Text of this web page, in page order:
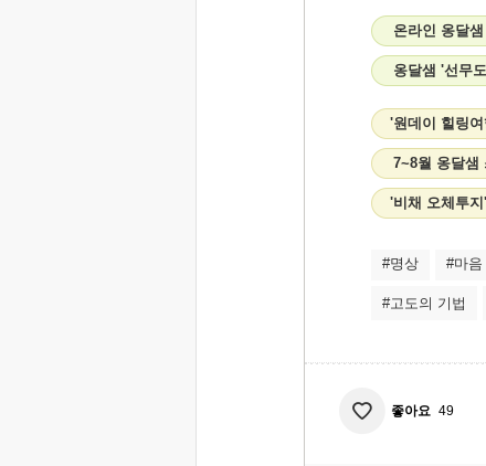
온라인 옹달
옹달샘 '선무
'원데이 힐링여
7~8월 옹달샘
'비채 오체투지
#명상 #마음
#고도의 기법
좋아요 49